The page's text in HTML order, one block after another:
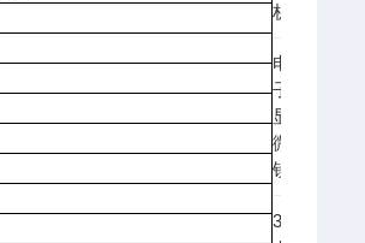
析
电
子
显
微
镜
3